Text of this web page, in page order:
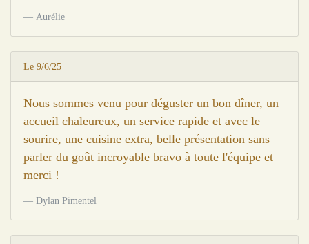
Aurélie
Le 9/6/25
Nous sommes venu pour déguster un bon dîner, un
accueil chaleureux, un service rapide et avec le
sourire, une cuisine extra, belle présentation sans
parler du goût incroyable bravo à toute l'équipe et
merci !
Dylan Pimentel